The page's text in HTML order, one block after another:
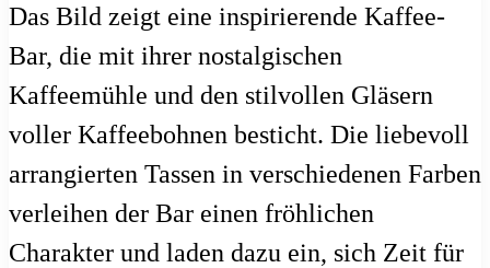
Das Bild zeigt eine inspirierende Kaffee-
Bar, die mit ihrer nostalgischen
Kaffeemühle und den stilvollen Gläsern
voller Kaffeebohnen besticht. Die liebevoll
arrangierten Tassen in verschiedenen Farben
verleihen der Bar einen fröhlichen
Charakter und laden dazu ein, sich Zeit für